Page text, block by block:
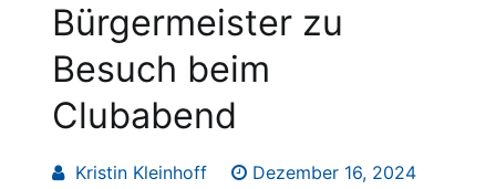
Bürgermeister zu
Besuch beim
Clubabend
Kristin Kleinhoff
Dezember 16, 2024